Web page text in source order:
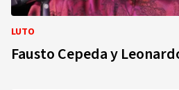
LUTO
Fausto Cepeda y